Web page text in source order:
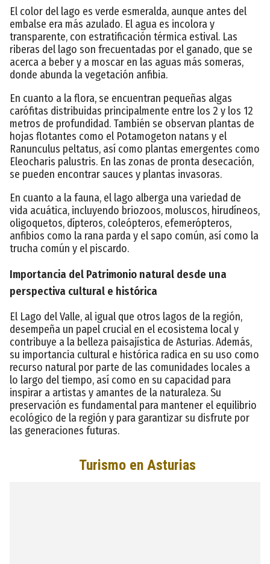
El color del lago es verde esmeralda, aunque antes del
embalse era más azulado. El agua es incolora y
transparente, con estratificación térmica estival. Las
riberas del lago son frecuentadas por el ganado, que se
acerca a beber y a moscar en las aguas más someras,
donde abunda la vegetación anfibia.
En cuanto a la flora, se encuentran pequeñas algas
carófitas distribuidas principalmente entre los 2 y los 12
metros de profundidad. También se observan plantas de
hojas flotantes como el Potamogeton natans y el
Ranunculus peltatus, así como plantas emergentes como
Eleocharis palustris. En las zonas de pronta desecación,
se pueden encontrar sauces y plantas invasoras.
En cuanto a la fauna, el lago alberga una variedad de
vida acuática, incluyendo briozoos, moluscos, hirudíneos,
oligoquetos, dípteros, coleópteros, efemerópteros,
anfibios como la rana parda y el sapo común, así como la
trucha común y el piscardo.
Importancia del Patrimonio natural desde una
perspectiva cultural e histórica
El Lago del Valle, al igual que otros lagos de la región,
desempeña un papel crucial en el ecosistema local y
contribuye a la belleza paisajística de Asturias. Además,
su importancia cultural e histórica radica en su uso como
recurso natural por parte de las comunidades locales a
lo largo del tiempo, así como en su capacidad para
inspirar a artistas y amantes de la naturaleza. Su
preservación es fundamental para mantener el equilibrio
ecológico de la región y para garantizar su disfrute por
las generaciones futuras.